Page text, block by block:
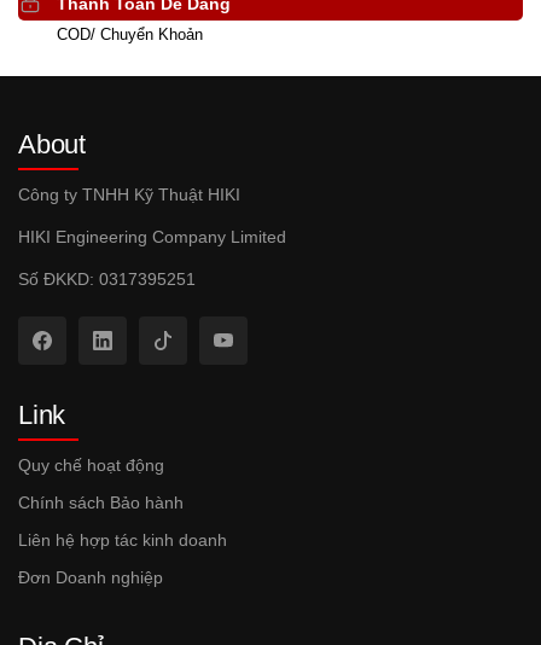
Thanh Toán Dễ Dàng
COD/ Chuyển Khoản
About
Công ty TNHH Kỹ Thuật HIKI
HIKI Engineering Company Limited
Số ĐKKD: 0317395251
Link
Quy chế hoạt động
Chính sách Bảo hành
Liên hệ hợp tác kinh doanh
Đơn Doanh nghiệp